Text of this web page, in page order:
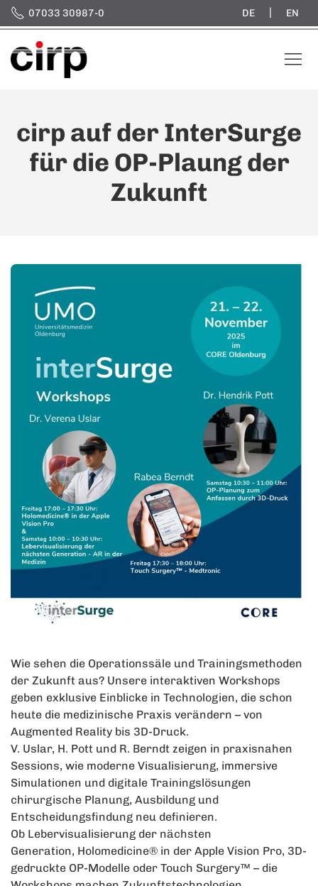
07033 30987-0 DE | EN
cirp auf der InterSurge
für die OP-Plaung der
Zukunft
Wie sehen die Operationssäle und Trainingsmethoden
der Zukunft aus? Unsere interaktiven Workshops
geben exklusive Einblicke in Technologien, die schon
heute die medizinische Praxis verändern – von
Augmented Reality bis 3D-Druck.
V. Uslar, H. Pott und R. Berndt zeigen in praxisnahen
Sessions, wie moderne Visualisierung, immersive
Simulationen und digitale Trainingslösungen
chirurgische Planung, Ausbildung und
Entscheidungsfindung neu definieren.
Ob Lebervisualisierung der nächsten
Generation, Holomedicine® in der Apple Vision Pro, 3D-
gedruckte OP-Modelle oder Touch Surgery™ – die